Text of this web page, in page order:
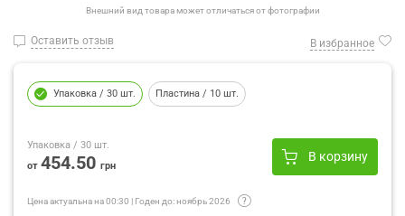
Внешний вид товара может отличаться от фотографии
Оставить отзыв В избранное
Упаковка / 30 шт. Пластина / 10 шт.
Упаковка / 30 шт.
от 454.50 грн
В корзину
Цена актуальна на00:30 | Годен до:ноябрь 2026